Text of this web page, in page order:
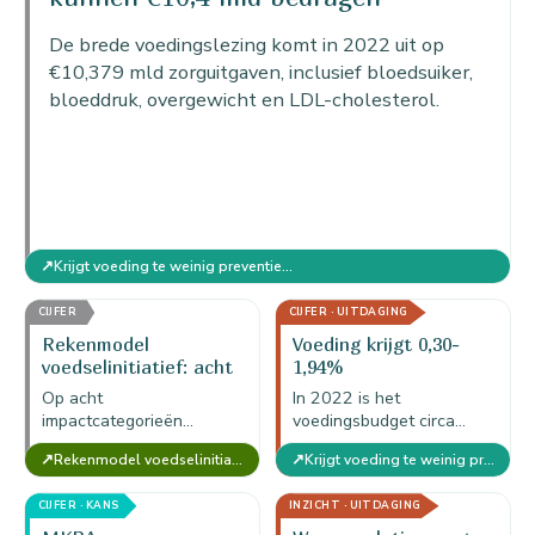
De brede voedingslezing komt in 2022 uit op
€10,379 mld zorguitgaven, inclusief bloedsuiker,
bloeddruk, overgewicht en LDL-cholesterol.
↗ Krijgt voeding te weinig preventiebudget?
CIJFER
Rekenmodel
voedselinitiatief: acht
impactcategorieën per
initiatief
Op acht
impactcategorieën
berekent het rekenmodel
voedselinitiatief de
maatschappelijke waarde
van een initiatief in euro's
↗ Rekenmodel voedselinitiatief — MKBA Food (versie voor 1 initiatief)
CIJFER · UITDAGING
Voeding krijgt 0,30-
1,94%
preventiebudget
In 2022 is het
voedingsbudget circa
€30,776 mln: 0,30% bij
de brede
zorguitgavenlezing en
1,94% bij de smalle
↗ Krijgt voeding te weinig preventiebudget?
CIJFER · KANS INZICHT · UITDAGING